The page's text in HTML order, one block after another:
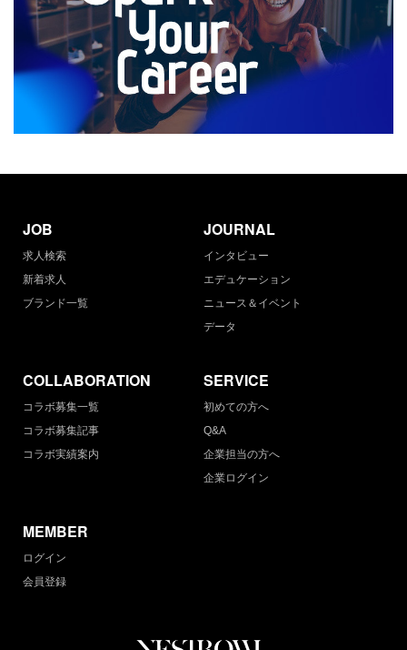
JOB
求人検索
新着求人
ブランド一覧
JOURNAL
インタビュー
エデュケーション
ニュース＆イベント
データ
COLLABORATION
コラボ募集一覧
コラボ募集記事
コラボ実績案内
SERVICE
初めての方へ
Q&A
企業担当の方へ
企業ログイン
MEMBER
ログイン
会員登録